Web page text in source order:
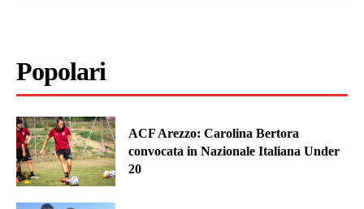
Popolari
ACF Arezzo: Carolina Bertora
convocata in Nazionale Italiana Under
20